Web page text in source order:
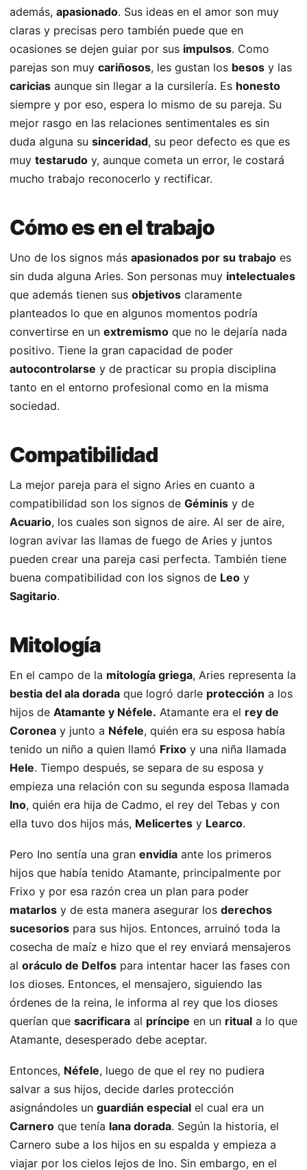
además, apasionado. Sus ideas en el amor son muy
claras y precisas pero también puede que en
ocasiones se dejen guiar por sus impulsos. Como
parejas son muy cariñosos, les gustan los besos y las
caricias aunque sin llegar a la cursilería. Es honesto
siempre y por eso, espera lo mismo de su pareja. Su
mejor rasgo en las relaciones sentimentales es sin
duda alguna su sinceridad, su peor defecto es que es
muy testarudo y, aunque cometa un error, le costará
mucho trabajo reconocerlo y rectificar.
Cómo es en el trabajo
Uno de los signos más apasionados por su trabajo es
sin duda alguna Aries. Son personas muy intelectuales
que además tienen sus objetivos claramente
planteados lo que en algunos momentos podría
convertirse en un extremismo que no le dejaría nada
positivo. Tiene la gran capacidad de poder
autocontrolarse y de practicar su propia disciplina
tanto en el entorno profesional como en la misma
sociedad.
Compatibilidad
La mejor pareja para el signo Aries en cuanto a
compatibilidad son los signos de Géminis y de
Acuario, los cuales son signos de aire. Al ser de aire,
logran avivar las llamas de fuego de Aries y juntos
pueden crear una pareja casi perfecta. También tiene
buena compatibilidad con los signos de Leo y
Sagitario.
Mitología
En el campo de la mitología griega, Aries representa la
bestia del ala dorada que logró darle protección a los
hijos de Atamante y Néfele. Atamante era el rey de
Coronea y junto a Néfele, quién era su esposa había
tenido un niño a quien llamó Frixo y una niña llamada
Hele. Tiempo después, se separa de su esposa y
empieza una relación con su segunda esposa llamada
Ino, quién era hija de Cadmo, el rey del Tebas y con
ella tuvo dos hijos más, Melicertes y Learco.
Pero Ino sentía una gran envidia ante los primeros
hijos que había tenido Atamante, principalmente por
Frixo y por esa razón crea un plan para poder
matarlos y de esta manera asegurar los derechos
sucesorios para sus hijos. Entonces, arruinó toda la
cosecha de maíz e hizo que el rey enviará mensajeros
al oráculo de Delfos para intentar hacer las fases con
los dioses. Entonces, el mensajero, siguiendo las
órdenes de la reina, le informa al rey que los dioses
querían que sacrificara al príncipe en un ritual a lo que
Atamante, desesperado debe aceptar.
Entonces, Néfele, luego de que el rey no pudiera
salvar a sus hijos, decide darles protección
asignándoles un guardián especial el cual era un
Carnero que tenía lana dorada. Según la historia, el
Carnero sube a los hijos en su espalda y empieza a
viajar por los cielos lejos de Ino. Sin embargo, en el